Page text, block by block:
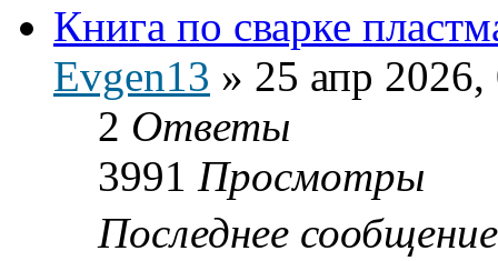
Книга по сварке
Evgen13 » 25 апр
2 Ответы
3991 Просмотры
Последнее